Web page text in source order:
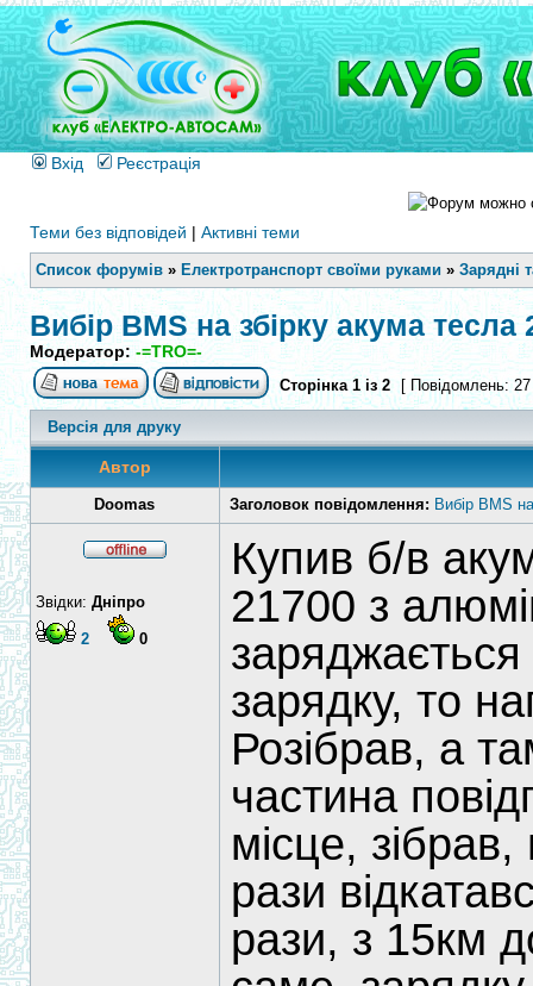
Вхід Реєстрація
Теми без відповідей | Активні теми
Список форумів » Електротранспорт своїми руками » Зарядні
Вибір BMS на збірку акума тесла
Модератор:-=TRO=-
Сторінка 1із2 [ Повідомлень:
Версія для друку
Автор
Doomas Заголовок повідомлення: Вибір BMS
Звідки: Дніпро
2 0
Купив б/в
21700 з
зарядку, то
Розібрав, а
частина
місце,
рази
рази, з 15км